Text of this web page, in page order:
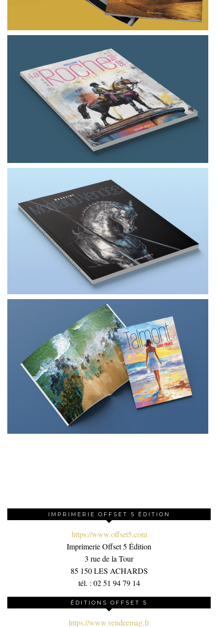
IMPRIMERIE OFFSET 5 ÉDITION
https://www.offset5.com
Imprimerie Offset 5 Édition
3 rue de la Tour
85 150 LES ACHARDS
tél. : 02 51 94 79 14
ÉDITIONS OFFSET 5
https://www.vendeemag.fr